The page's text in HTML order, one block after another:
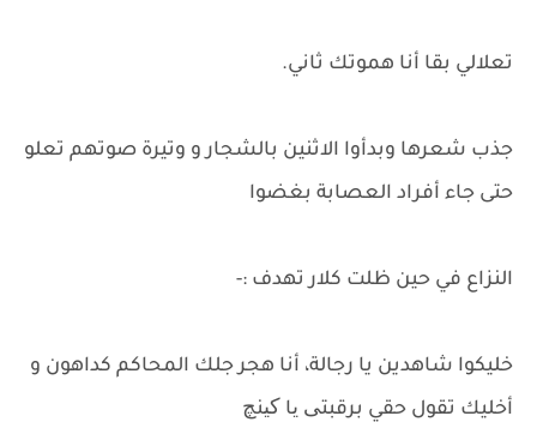
تعلالي بقا أنا هموتك ثاني.
جذب شعرها وبدأوا الاثنين بالشجار و وتيرة صوتهم تعلو
حتى جاء أفراد العصابة بغضوا
النزاع في حين ظلت كلار تهدف :-
خليكوا شاهدين يا رجالة، أنا هجر جلك المحاكم كداهون و
أخليك تقول حقي برقبتی یا کینچ